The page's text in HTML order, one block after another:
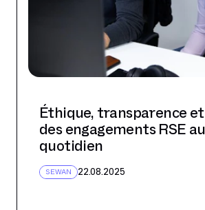
Éthique, transparence
des engagements RSE au
quotidien
SEWAN 22.08.2025